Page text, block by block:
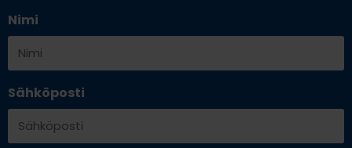
Nimi
Sähköposti